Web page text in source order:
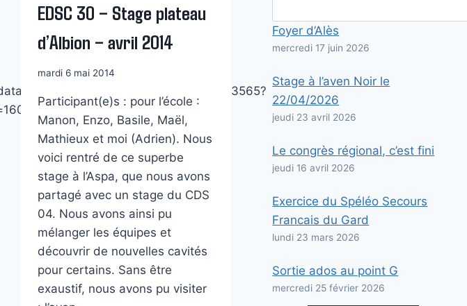
feed/base/user/111161475564991233565?
EDSC 30 – Stage plateau
d’Albion – avril 2014
mardi 6 mai 2014
Participant(e)s : pour l’école :
Manon, Enzo, Basile, Maël,
Mathieux et moi (Adrien). Nous
voici rentré de ce superbe
stage à l’Aspa, que nous avons
partagé avec un stage du CDS
04. Nous avons ainsi pu
mélanger les équipes et
découvrir de nouvelles cavités
pour certains. Sans être
exaustif, nous avons pu visiter
Foyer d’Alès
mercredi 17 juin 2026
Stage à l’aven Noir le
22/04/2026
jeudi 23 avril 2026
Le congrès régional, c’est fini
jeudi 16 avril 2026
Exercice du Spéléo Secours
Francais du Gard
lundi 23 mars 2026
Sortie ados au point G
mercredi 25 février 2026